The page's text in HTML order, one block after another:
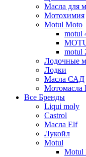
Масла для
Мотохимия
Motul Moto
motul
motul
Лодочные
Лодки
Масла САД
Мотомасла
Все Бренды
Liqui moly
Castrol
Масла Elf
Лукойл
Motul
Motul